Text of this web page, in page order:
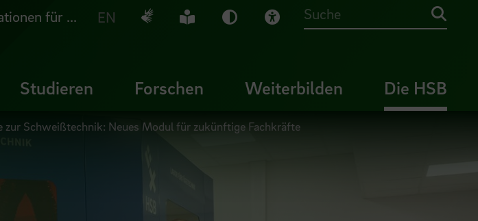
für ... EN Deutsche Gebärdensprache
Leichte Sprache
Dunkel-Modus
Visuelle Hilfe
Suche
Studieren Forschen Weiterbilden Die HSB
zur Schweißtechnik: Neues Modul für zukünftige Fachkräfte